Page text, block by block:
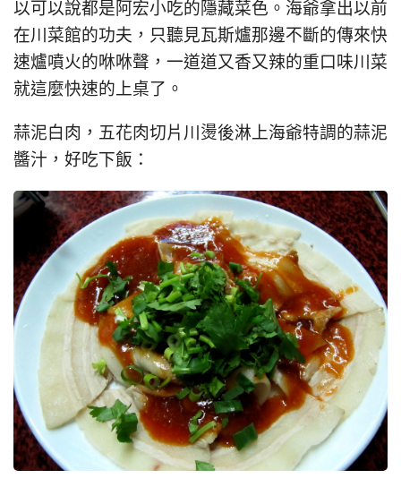
以可以說都是阿宏小吃的隱藏菜色。海爺拿出以前
在川菜館的功夫，只聽見瓦斯爐那邊不斷的傳來快
速爐噴火的咻咻聲，一道道又香又辣的重口味川菜
就這麼快速的上桌了。
蒜泥白肉，五花肉切片川燙後淋上海爺特調的蒜泥
醬汁，好吃下飯：